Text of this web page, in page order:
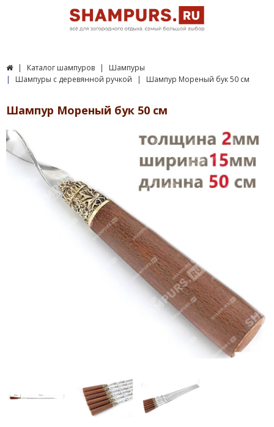
Каталог шампуров
Шампуры
Шампуры с деревянной ручкой
Шампур Мореный бук 50 см
Шампур Мореный бук 50 см